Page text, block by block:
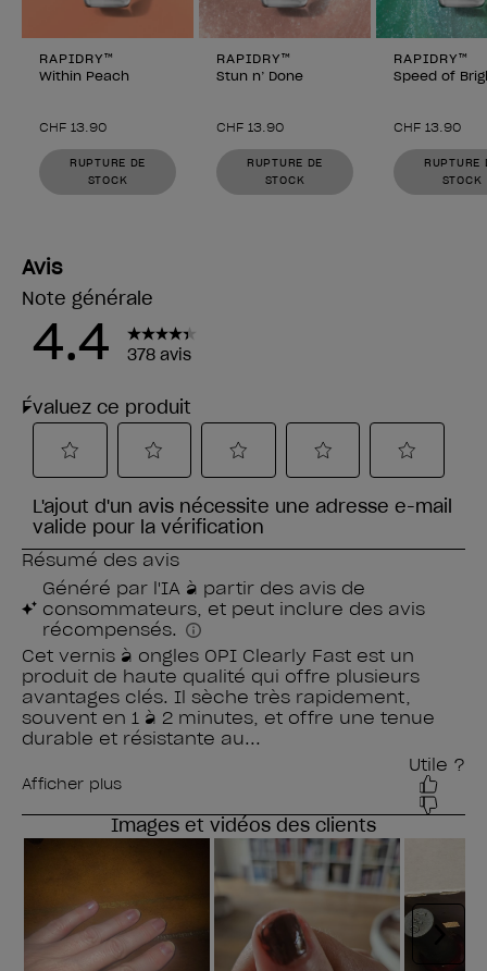
RAPIDRY™
Within Peach
CHF 13.90
RUPTURE DE
STOCK
RAPIDRY™
Stun n’ Done
CHF 13.90
RUPTURE DE
STOCK
RAPIDRY™
Speed of
CHF 13.90
RUPTURE
STOCK